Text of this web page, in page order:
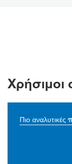
Χρήσιμοι
Πιο αναλυτικές